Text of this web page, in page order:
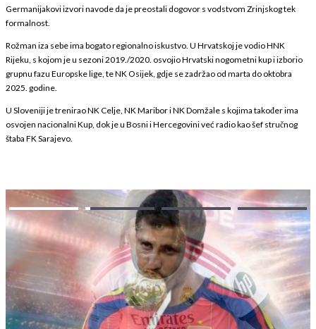
Germanijakovi izvori navode da je preostali dogovor s vodstvom Zrinjskog tek
formalnost.
Rožman iza sebe ima bogato regionalno iskustvo. U Hrvatskoj je vodio HNK
Rijeku, s kojom je u sezoni 2019./2020. osvojio Hrvatski nogometni kup i izborio
grupnu fazu Europske lige, te NK Osijek, gdje se zadržao od marta do oktobra
2025. godine.
U Sloveniji je trenirao NK Celje, NK Maribor i NK Domžale s kojima također ima
osvojen nacionalni Kup, dok je u Bosni i Hercegovini već radio kao šef stručnog
štaba FK Sarajevo.